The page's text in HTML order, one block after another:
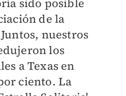
de la
nuestros
los
a Texas en
ciento. La